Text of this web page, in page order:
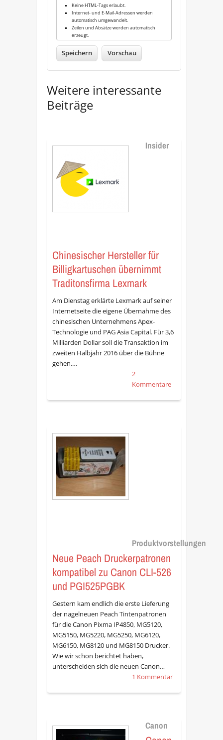
Keine HTML-Tags erlaubt.
Internet- und E-Mail-Adressen werden
automatisch umgewandelt.
Zeilen und Absätze werden automatisch
erzeugt.
Weitere interessante
Beiträge
Insider
Chinesischer Hersteller für
Billigkartuschen übernimmt
Traditonsfirma Lexmark
Am Dienstag erklärte Lexmark auf seiner
Internetseite die eigene Übernahme des
chinesischen Unternehmens Apex-
Technologie und PAG Asia Capital. Für 3,6
Milliarden Dollar soll die Transaktion im
zweiten Halbjahr 2016 über die Bühne
gehen.…
2
Kommentare
Produktvorstellungen
Neue Peach Druckerpatronen
kompatibel zu Canon CLI-526
und PGI525PGBK
Gestern kam endlich die erste Lieferung
der nagelneuen Peach Tintenpatronen
für die Canon Pixma IP4850, MG5120,
MG5150, MG5220, MG5250, MG6120,
MG6150, MG8120 und MG8150 Drucker.
Wie wir schon berichtet haben,
unterscheiden sich die neuen Canon…
1 Kommentar
Canon